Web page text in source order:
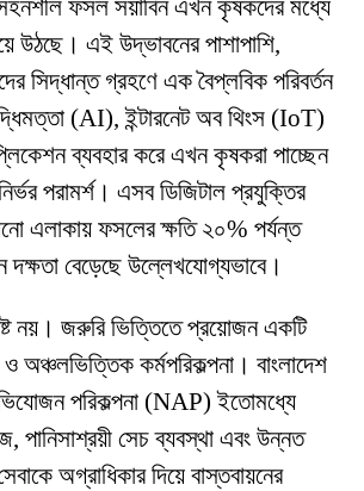
ফসল সয়াবিন এখন কৃষকদের মধ্যে
উঠছে। এই উদ্ভাবনের পাশাপাশি,
সিদ্ধান্ত গ্রহণে এক বৈপ্লবিক পরিবর্তন
(AI), ইন্টারনেট অব থিংস (IoT)
ব্যবহার করে এখন কৃষকরা পাচ্ছেন
পরামর্শ। এসব ডিজিটাল প্রযুক্তির
এলাকায় ফসলের ক্ষতি ২০% পর্যন্ত
দক্ষতা বেড়েছে উল্লেখযোগ্যভাবে।
নয়। জরুরি ভিত্তিতে প্রয়োজন একটি
ও অঞ্চলভিত্তিক কর্মপরিকল্পনা। বাংলাদেশ
পরিকল্পনা (NAP) ইতোমধ্যে
পানিসাশ্রয়ী সেচ ব্যবস্থা এবং উন্নত
অগ্রাধিকার দিয়ে বাস্তবায়নের